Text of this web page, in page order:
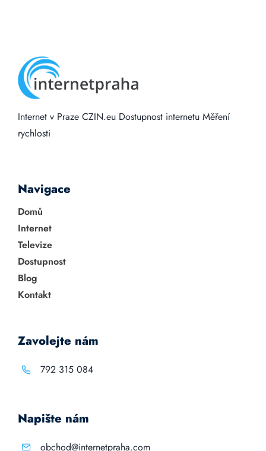
Internet v Praze CZIN.eu Dostupnost internetu Měření
rychlosti
Navigace
Domů
Internet
Televize
Dostupnost
Blog
Kontakt
Zavolejte nám
792 315 084
Napište nám
obchod@internetpraha.com